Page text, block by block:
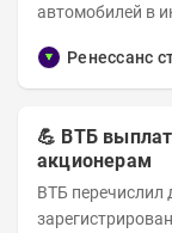
автомобилей в
Ренессанс
💪 ВТБ
акционерам
ВТБ перечислил